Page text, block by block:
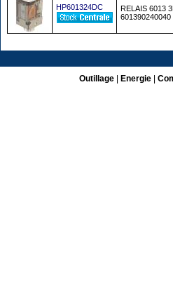
HP601324DC
RELAIS 6013
Outillage| Energie|